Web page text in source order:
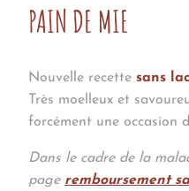
PAIN DE MIE
Nouvelle recette sans
Très moelleux et
forcément une occasion
Dans le cadre de la
page remboursement